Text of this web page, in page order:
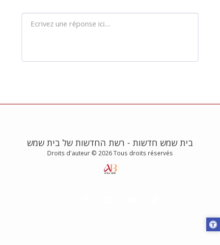
בית שמש חדשות - רשת החדשות של בית שמש
Droits d'auteur © 2026 Tous droits réservés